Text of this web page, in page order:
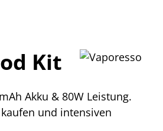
Kit
Akku & 80W Leistung.
und intensiven